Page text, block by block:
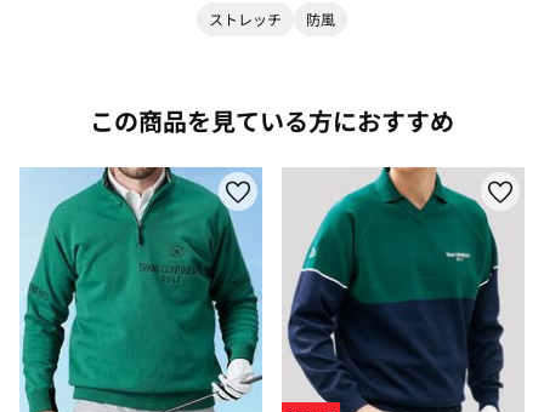
ストレッチ 防風
この商品を見ている方におすすめ